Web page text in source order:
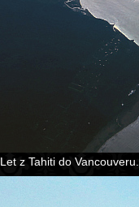
Let z Tahiti do Vancouveru.